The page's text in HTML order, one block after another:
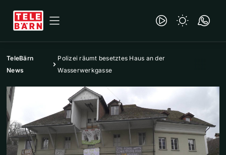
TeleBärn
News
Polizei räumt besetztes Haus an der
Wasserwerkgasse